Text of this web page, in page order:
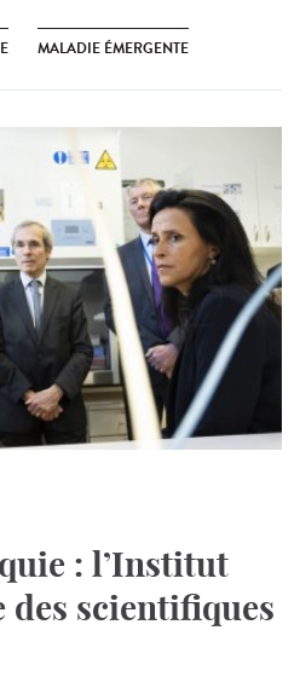
MALADIE ÉMERGENTE
: l’Institut
des scientifiques